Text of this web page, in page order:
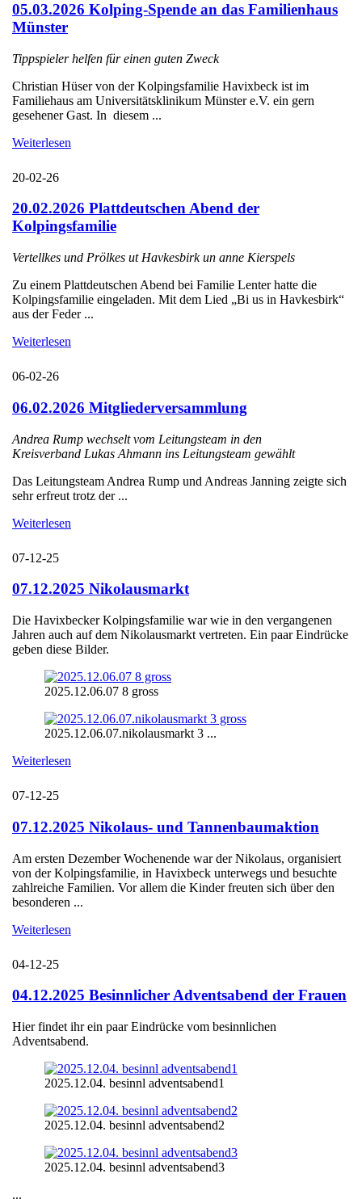
05.03.2026 Kolping-Spende an das Familienhaus
Münster
Tippspieler helfen für einen guten Zweck
Christian Hüser von der Kolpingsfamilie Havixbeck ist im
Familiehaus am Universitätsklinikum Münster e.V. ein gern
gesehener Gast. In diesem ...
Weiterlesen
20-02-26
20.02.2026 Plattdeutschen Abend der
Kolpingsfamilie
Vertellkes und Prölkes ut Havkesbirk un anne Kierspels
Zu einem Plattdeutschen Abend bei Familie Lenter hatte die
Kolpingsfamilie eingeladen. Mit dem Lied „Bi us in Havkesbirk“
aus der Feder ...
Weiterlesen
06-02-26
06.02.2026 Mitgliederversammlung
Andrea Rump wechselt vom Leitungsteam in den
Kreisverband Lukas Ahmann ins Leitungsteam gewählt
Das Leitungsteam Andrea Rump und Andreas Janning zeigte sich
sehr erfreut trotz der ...
Weiterlesen
07-12-25
07.12.2025 Nikolausmarkt
Die Havixbecker Kolpingsfamilie war wie in den vergangenen
Jahren auch auf dem Nikolausmarkt vertreten. Ein paar Eindrücke
geben diese Bilder.
2025.12.06.07 8 gross
2025.12.06.07.nikolausmarkt 3 ...
Weiterlesen
07-12-25
07.12.2025 Nikolaus- und Tannenbaumaktion
Am ersten Dezember Wochenende war der Nikolaus, organisiert
von der Kolpingsfamilie, in Havixbeck unterwegs und besuchte
zahlreiche Familien. Vor allem die Kinder freuten sich über den
besonderen ...
Weiterlesen
04-12-25
04.12.2025 Besinnlicher Adventsabend der Frauen
Hier findet ihr ein paar Eindrücke vom besinnlichen
Adventsabend.
2025.12.04. besinnl adventsabend1
2025.12.04. besinnl adventsabend2
2025.12.04. besinnl adventsabend3
...